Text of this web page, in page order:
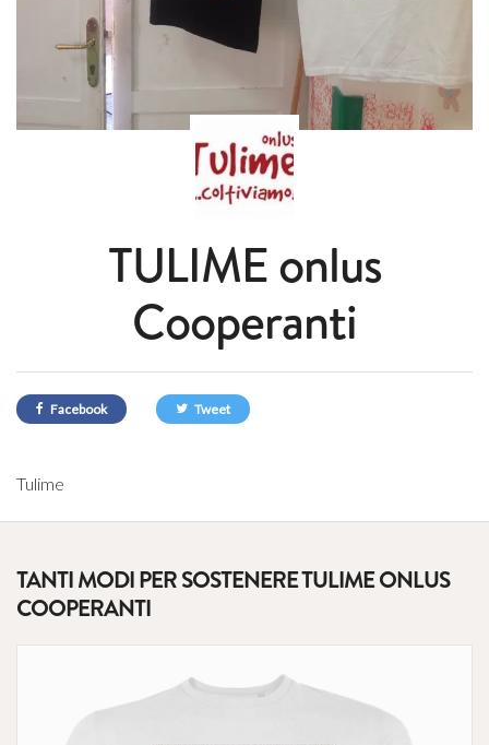
TULIME onlus
Cooperanti
Facebook Tweet
Tulime
TANTI MODI PER SOSTENERE TULIME ONLUS
COOPERANTI